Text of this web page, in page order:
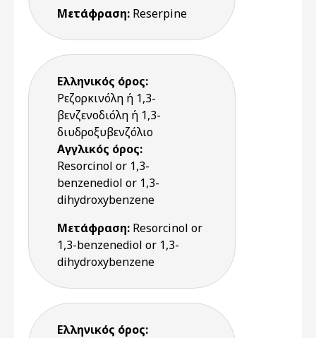
Μετάφραση: Reserpine
Ελληνικός όρος:
Ρεζορκινόλη ή 1,3-
βενζενοδιόλη ή 1,3-
διυδροξυβενζόλιο
Αγγλικός όρος:
Resorcinol or 1,3-
benzenediol or 1,3-
dihydroxybenzene
Μετάφραση: Resorcinol or
1,3-benzenediol or 1,3-
dihydroxybenzene
Ελληνικός όρος: